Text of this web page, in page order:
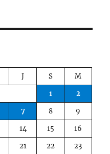
J S
M
1
2
7 8
9
14 15
16
21 22
23